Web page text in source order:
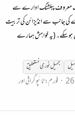
معروف پبلشنگ ادارے سے
کی جانب سے انڈیزائن کی تربیت
ہوسکے۔ (یہ خواہش ہمارے
جمیل نورینستعلیق
فورم:ٹائپو گرافی اور